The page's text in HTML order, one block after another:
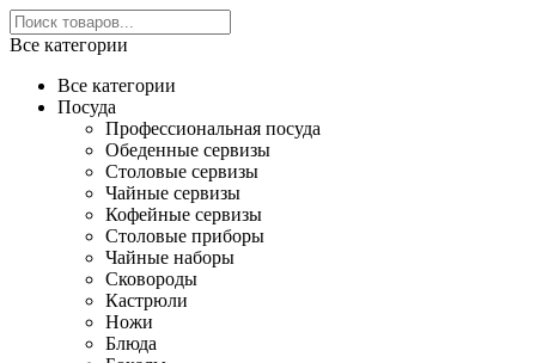
Все категории
Все категории
Посуда
Профессиональная посуда
Обеденные сервизы
Столовые сервизы
Чайные сервизы
Кофейные сервизы
Столовые приборы
Чайные наборы
Сковороды
Кастрюли
Ножи
Блюда